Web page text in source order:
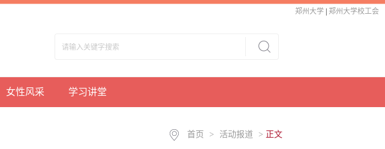
郑州大学 郑州大学校工会
女性风采 学习讲堂
首页 > 活动报道 > 正文